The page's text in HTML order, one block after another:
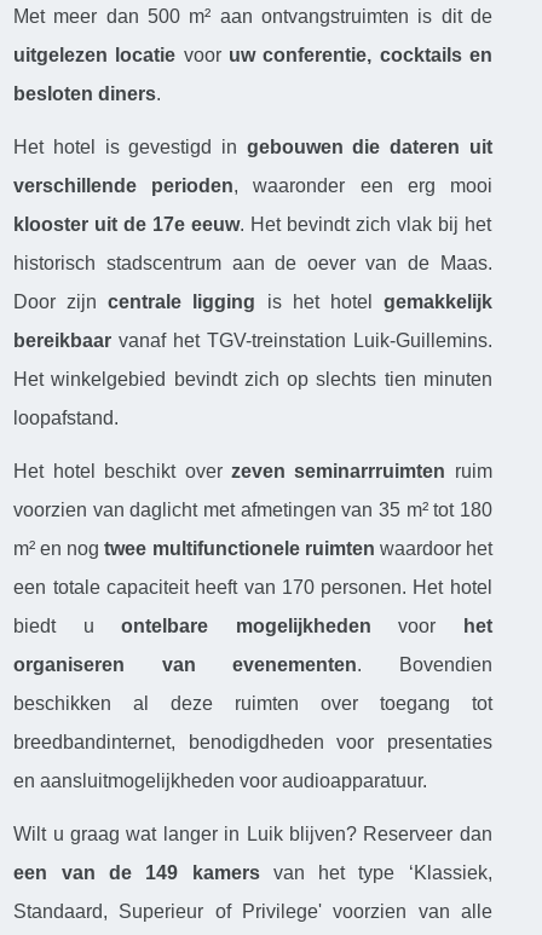
Met meer dan 500 m² aan ontvangstruimten is dit de
uitgelezen locatie voor uw conferentie, cocktails en
besloten diners.
Het hotel is gevestigd in gebouwen die dateren uit
verschillende perioden, waaronder een erg mooi
klooster uit de 17e eeuw. Het bevindt zich vlak bij het
historisch stadscentrum aan de oever van de Maas.
Door zijncentrale ligging is het hotel gemakkelijk
bereikbaarvanaf het TGV-treinstation Luik-Guillemins.
Het winkelgebied bevindt zich op slechts tien minuten
loopafstand.
Het hotel beschikt over zeven seminarrruimten ruim
voorzien van daglicht met afmetingen van 35 m² tot 180
m² en nogtwee multifunctionele ruimten waardoor het
een totale capaciteit heeft van 170 personen. Het hotel
biedt u ontelbare mogelijkhedenvoor
het
organiseren van evenementen. Bovendien
beschikken al deze ruimten over toegang tot
breedbandinternet, benodigdheden voor presentaties
en aansluitmogelijkheden voor audioapparatuur.
Wilt u graag wat langer in Luik blijven? Reserveer dan
een van de 149 kamersvan het type ‘Klassiek,
Standaard, Superieur of Privilege' voorzien van alle